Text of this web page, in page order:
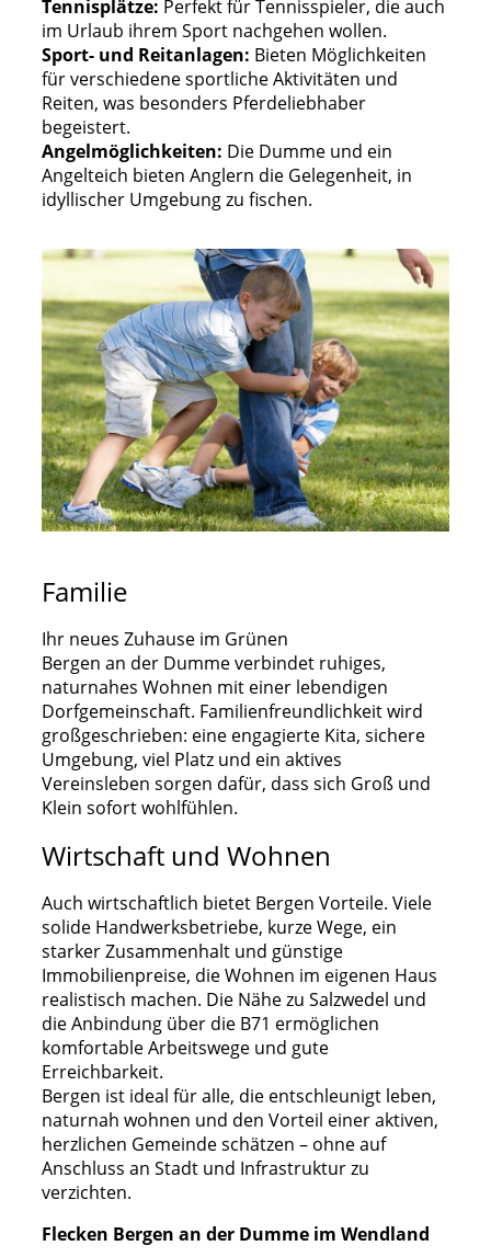
Tennisplätze: Perfekt für Tennisspieler, die auch
im Urlaub ihrem Sport nachgehen wollen.
Sport- und Reitanlagen: Bieten Möglichkeiten
für verschiedene sportliche Aktivitäten und
Reiten, was besonders Pferdeliebhaber
begeistert.
Angelmöglichkeiten: Die Dumme und ein
Angelteich bieten Anglern die Gelegenheit, in
idyllischer Umgebung zu fischen.
Familie
Ihr neues Zuhause im Grünen
Bergen an der Dumme verbindet ruhiges,
naturnahes Wohnen mit einer lebendigen
Dorfgemeinschaft. Familienfreundlichkeit wird
großgeschrieben: eine engagierte Kita, sichere
Umgebung, viel Platz und ein aktives
Vereinsleben sorgen dafür, dass sich Groß und
Klein sofort wohlfühlen.
Wirtschaft und Wohnen
Auch wirtschaftlich bietet Bergen Vorteile. Viele
solide Handwerksbetriebe, kurze Wege, ein
starker Zusammenhalt und günstige
Immobilienpreise, die Wohnen im eigenen Haus
realistisch machen. Die Nähe zu Salzwedel und
die Anbindung über die B71 ermöglichen
komfortable Arbeitswege und gute
Erreichbarkeit.
Bergen ist ideal für alle, die entschleunigt leben,
naturnah wohnen und den Vorteil einer aktiven,
herzlichen Gemeinde schätzen – ohne auf
Anschluss an Stadt und Infrastruktur zu
verzichten.
Flecken Bergen an der Dumme im Wendland